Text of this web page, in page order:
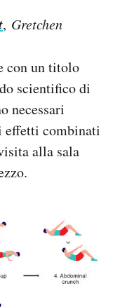
, Gretchen
con un titolo
scientifico di
necessari
effetti combinati
alla sala